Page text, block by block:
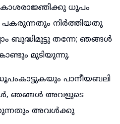
ധൂപം
പകരുന്നതും നിർത്തിയതു
ബുദ്ധിമുട്ടു തന്നേ; ഞങ്ങൾ
മുടിയുന്നു.
പാനീയബലി
ഞങ്ങൾ അവളുടെ
അവൾക്കു